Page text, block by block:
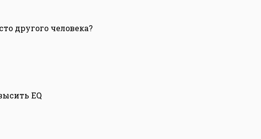
другого человека?
EQ